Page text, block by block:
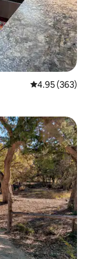
レビュー363
4.95 (363)